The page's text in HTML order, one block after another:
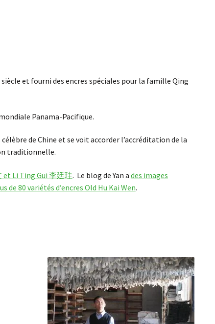
et fourni des encres spéciales pour la famille Qing
Panama-Pacifique.
de Chine et se voit accorder l’accréditation de la
traditionnelle.
et Li Ting Gui 李廷珪. Le blog de Yan a des images
de 80 variétés d’encres Old Hu Kai Wen.